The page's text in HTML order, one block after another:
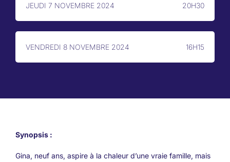
JEUDI 7 NOVEMBRE 2024 20H30
VENDREDI 8 NOVEMBRE 2024 16H15
Synopsis :
Gina, neuf ans, aspire à la chaleur d’une vraie famille, mais